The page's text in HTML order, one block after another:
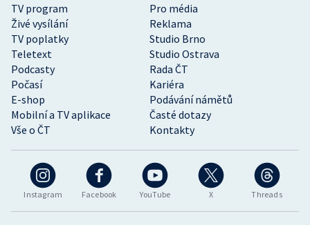
Instagram Facebook YouTube X Threads
TV program
Pro média
Živé vysílání
Reklama
TV poplatky
Studio Brno
Teletext
Studio Ostrava
Podcasty
Rada ČT
Počasí
Kariéra
E-shop
Podávání námětů
Mobilní a TV aplikace
Časté dotazy
Vše o ČT
Kontakty